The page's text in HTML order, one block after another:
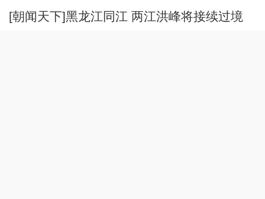
[朝闻天下]黑龙江同江 两江洪峰将接续过境